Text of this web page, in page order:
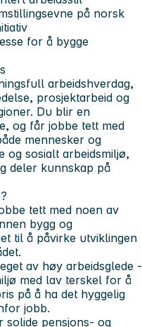
på norsk
for å bygge
arbeidshverdag,
prosjektarbeid og
Du blir en
og får jobbe tett med
mennesker og
og sosialt arbeidsmiljø,
deler kunnskap på
tett med noen av
bygg og
til å påvirke utviklingen
av høy arbeidsglede -
med lav terskel for å
på å ha det hyggelig
jobb.
solide pensjons- og